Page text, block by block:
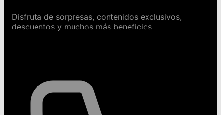
Disfruta de sorpresas, contenidos exclusivos,
descuentos y muchos más beneficios.